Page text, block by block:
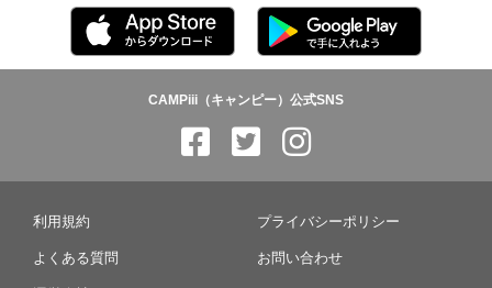
CAMPiii（キャンピー）公式SNS
利用規約 プライバシーポリシー
よくある質問 お問い合わせ